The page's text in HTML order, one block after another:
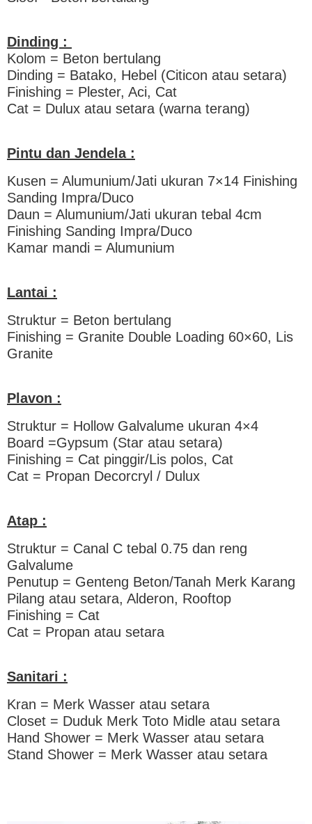
Dinding :
Kolom = Beton bertulang
Dinding = Batako, Hebel (Citicon atau setara)
Finishing = Plester, Aci, Cat
Cat = Dulux atau setara (warna terang)
Pintu dan Jendela :
Kusen = Alumunium/Jati ukuran 7×14 Finishing
Sanding Impra/Duco
Daun = Alumunium/Jati ukuran tebal 4cm
Finishing Sanding Impra/Duco
Kamar mandi = Alumunium
Lantai :
Struktur = Beton bertulang
Finishing = Granite Double Loading 60×60, Lis
Granite
Plavon :
Struktur = Hollow Galvalume ukuran 4×4
Board =Gypsum (Star atau setara)
Finishing = Cat pinggir/Lis polos, Cat
Cat = Propan Decorcryl / Dulux
Atap :
Struktur = Canal C tebal 0.75 dan reng
Galvalume
Penutup = Genteng Beton/Tanah Merk Karang
Pilang atau setara, Alderon, Rooftop
Finishing = Cat
Cat = Propan atau setara
Sanitari :
Kran = Merk Wasser atau setara
Closet = Duduk Merk Toto Midle atau setara
Hand Shower = Merk Wasser atau setara
Stand Shower = Merk Wasser atau setara